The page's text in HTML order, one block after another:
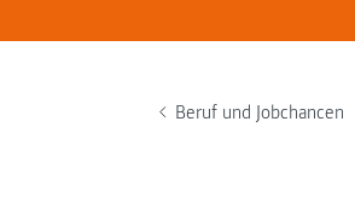
Beruf und Jobchancen